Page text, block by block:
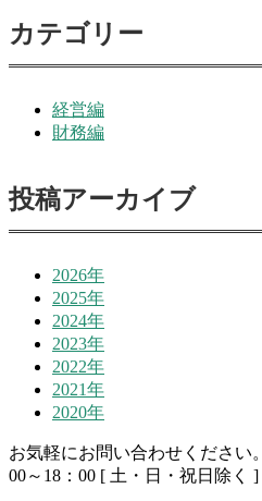
カテゴリー
経営編
財務編
投稿アーカイブ
2026年
2025年
2024年
2023年
2022年
2021年
2020年
お気軽にお問い合わせください。
00～18：00 [ 土・日・祝日除く ]